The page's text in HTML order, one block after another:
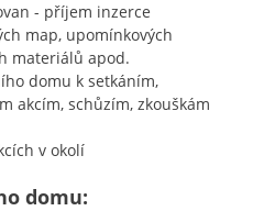
- příjem inzerce
map, upomínkových
materiálů apod.
domu k setkáním,
akcím, schůzím, zkouškám
v okolí
domu: